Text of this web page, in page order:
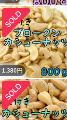
1,380円